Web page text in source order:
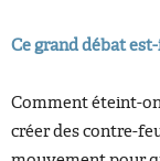
Ce grand débat
Comment éteint-on
créer des contre-